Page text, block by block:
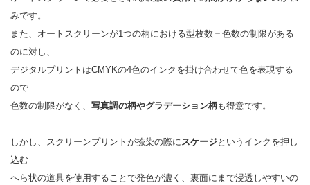
みです。
また、オートスクリーンが1つの柄における型枚数＝色数の制限がある
のに対し、
デジタルプリントはCMYKの4色のインクを掛け合わせて色を表現する
ので
色数の制限がなく、 写真調の柄やグラデーション柄も得意です。
しかし、スクリーンプリントが捺染の際に スケージというインクを押し
込む
へら状の道具を使用することで発色が濃く、裏面にまで浸透しやすいの